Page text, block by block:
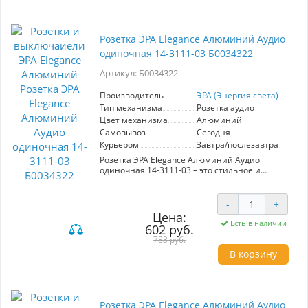
соединение и высокое качество сигнала, что
ЭРА гарантирует долговечность и
безопасность использования, что делает эту
модель отличным выбором для вашего дома
Розетка ЭРА Elegance Алюминий Аудио
одиночная 14-3111-03 Б0034322
Артикул: Б0034322
Производитель
ЭРА (Энергия света)
Тип механизма
Розетка аудио
Цвет механизма
Алюминий
Самовывоз
Сегодня
Курьером
Завтра/послезавтра
Розетка ЭРА Elegance Алюминий Аудио
одиночная 14-3111-03 – это стильное и
аудиоустройств. Изготовленная из
качественного алюминия, она обеспечивает
долговечность и надежность в эксплуатации.
Элегантный дизайн в сочетании с матовой
поверхностью придаёт интерьеру
современный вид. Установка розетки проста и
не требует специальных навыков, что делает
её идеальным выбором как для
мастеров. Модель поддерживает высокое
гарантирует чистый звук без искажений.
Цена:
602 руб.
783 руб.
- +
Есть в наличии
В корзину
Розетка ЭРА Elegance Алюминий Аудио